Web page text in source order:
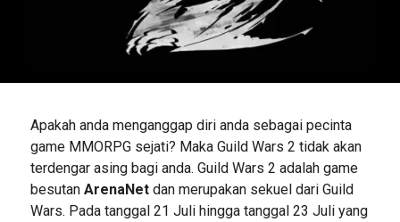
Apakah anda menganggap diri anda sebagai pecinta
game MMORPG sejati? Maka Guild Wars 2 tidak akan
terdengar asing bagi anda. Guild Wars 2 adalah game
besutan ArenaNetdan merupakan sekuel dari Guild
Wars. Pada tanggal 21 Juli hingga tanggal 23 Juli yang